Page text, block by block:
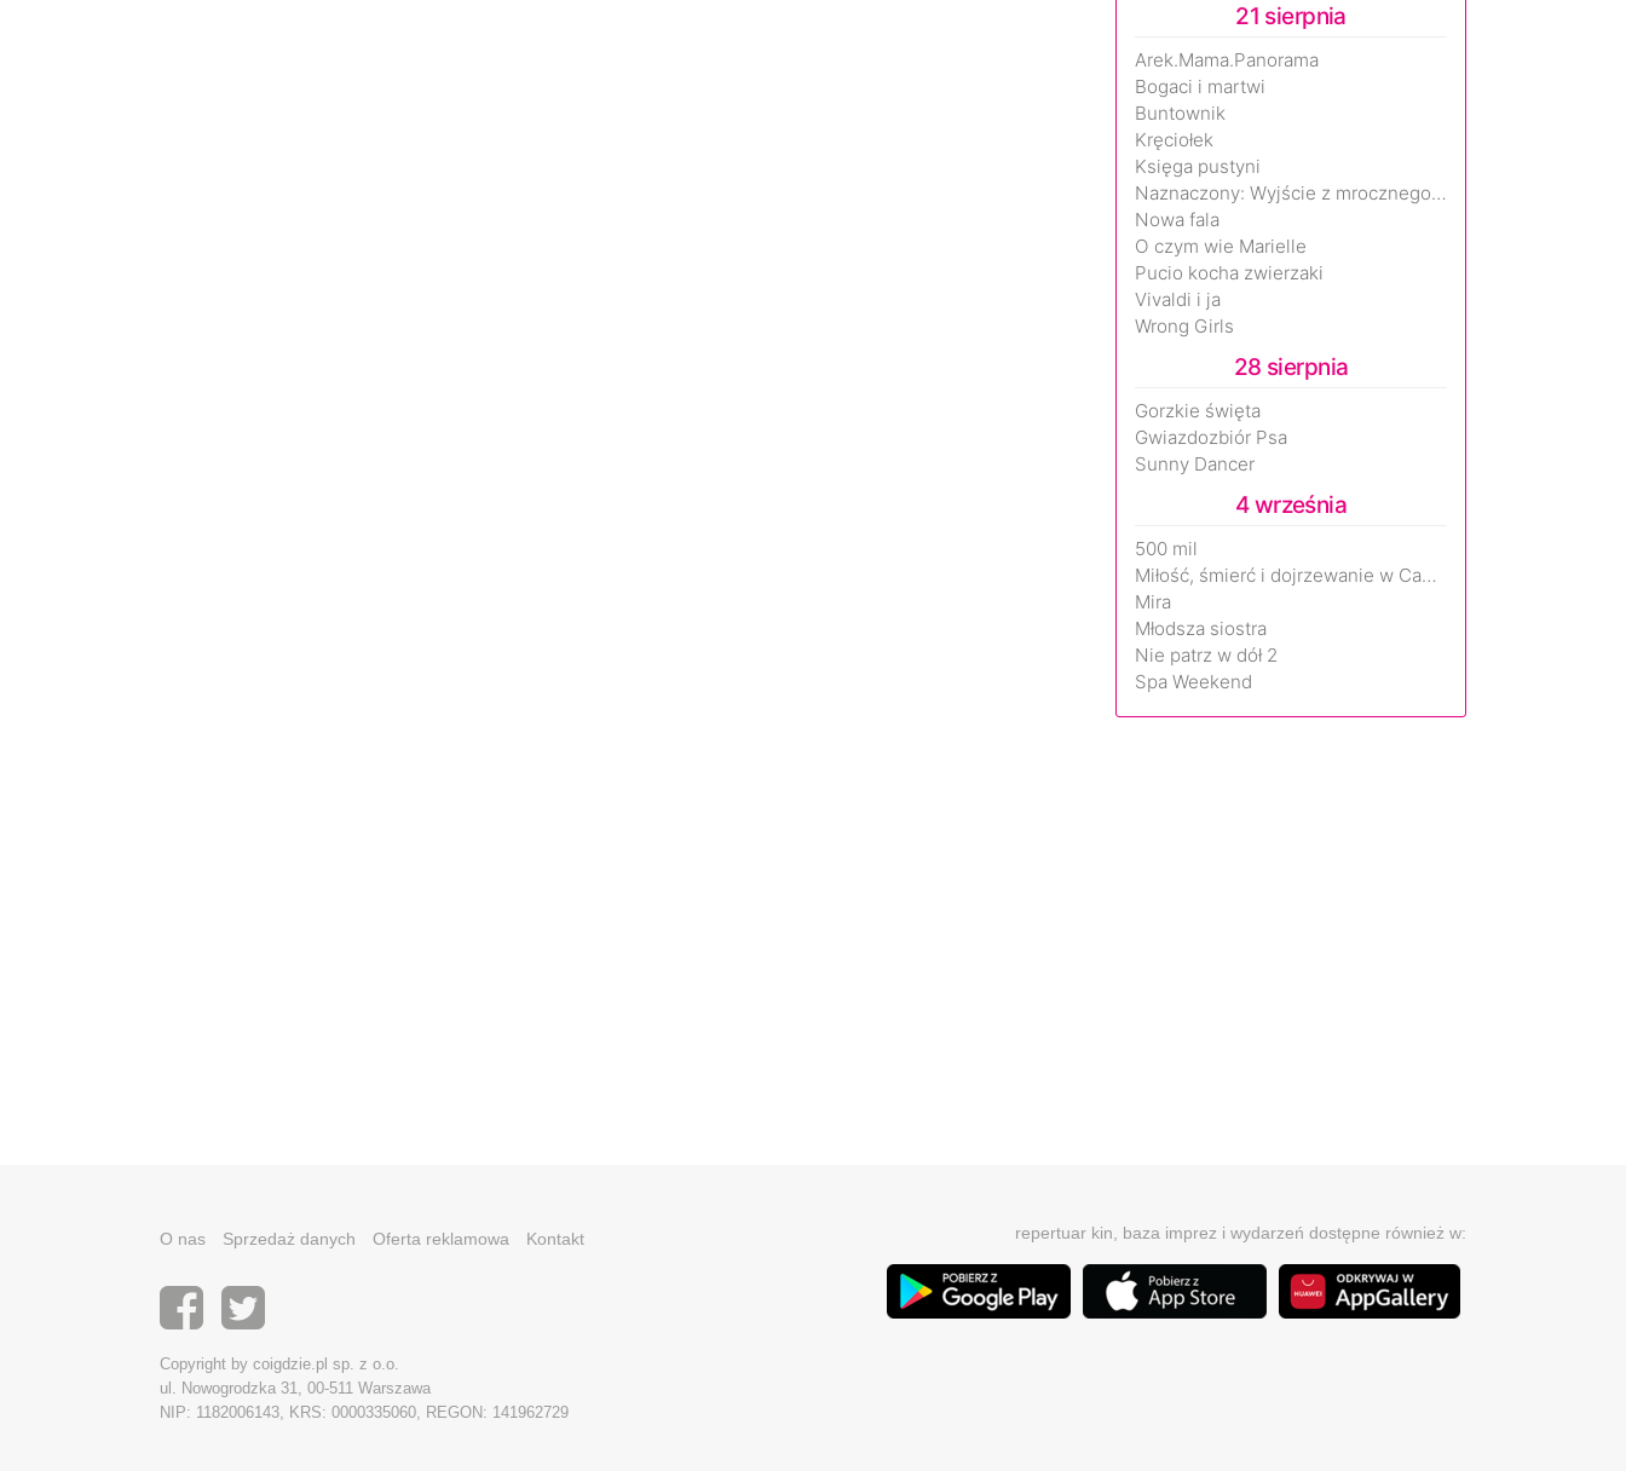
21 sierpnia
Arek.Mama.Panorama
Bogaci i martwi
Buntownik
Kręciołek
Księga pustyni
Naznaczony: Wyjście z mrocznego wymiaru
Nowa fala
O czym wie Marielle
Pucio kocha zwierzaki
Vivaldi i ja
Wrong Girls
28 sierpnia
Gorzkie święta
Gwiazdozbiór Psa
Sunny Dancer
4 września
500 mil
Miłość, śmierć i dojrzewanie w Camp Miasma
Mira
Młodsza siostra
Nie patrz w dół 2
Spa Weekend
O nas Sprzedaż danych Oferta reklamowa Kontakt
Copyright by coigdzie.pl sp. z o.o.
ul. Nowogrodzka 31, 00-511 Warszawa
NIP: 1182006143, KRS: 0000335060, REGON: 141962729
repertuar kin, baza imprez i wydarzeń dostępne również w: